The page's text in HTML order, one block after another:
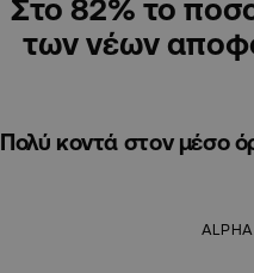
Στο 82% το
των νέων
Πολύ κοντά στον μέσο